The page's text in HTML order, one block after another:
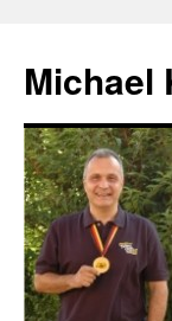
springen
Michael